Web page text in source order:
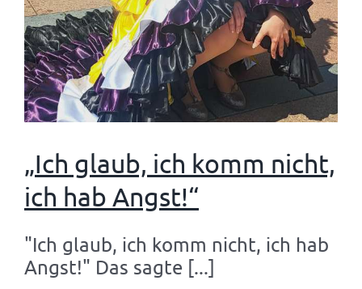
„Ich glaub, ich komm nicht,
ich hab Angst!“
"Ich glaub, ich komm nicht, ich hab
Angst!" Das sagte [...]